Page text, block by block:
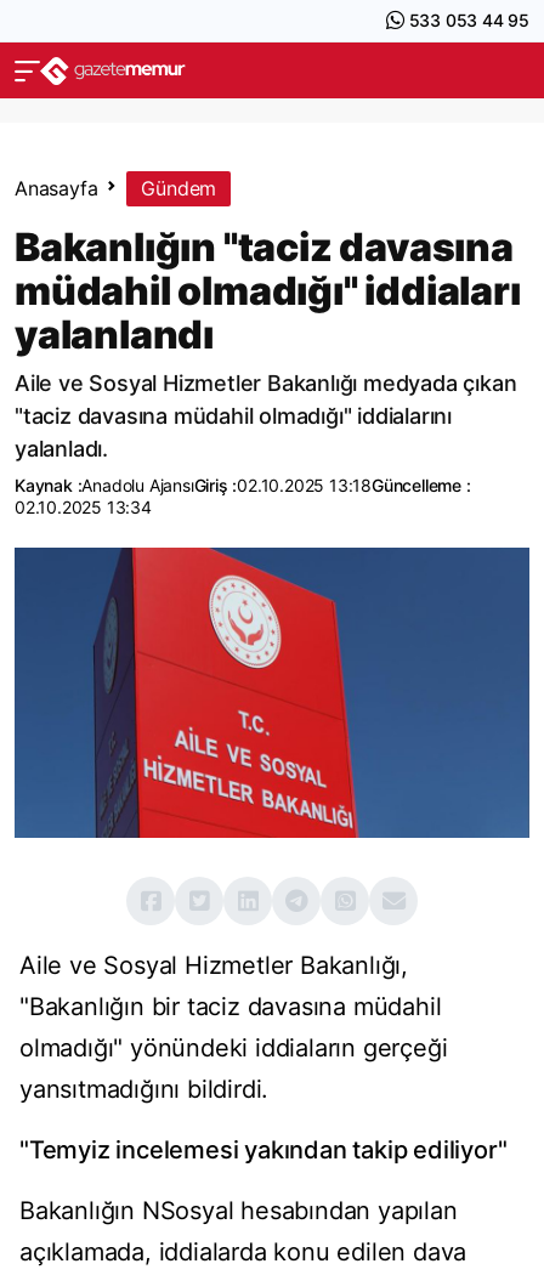
533 053 44 95
Anasayfa Gündem
Bakanlığın "taciz davasına
müdahil olmadığı" iddiaları
yalanlandı
Aile ve Sosyal Hizmetler Bakanlığı medyada çıkan
"taciz davasına müdahil olmadığı" iddialarını
yalanladı.
Kaynak :Anadolu AjansıGiriş :02.10.2025 13:18Güncelleme :
02.10.2025 13:34
Aile ve Sosyal Hizmetler Bakanlığı,
"Bakanlığın bir taciz davasına müdahil
olmadığı" yönündeki iddiaların gerçeği
yansıtmadığını bildirdi.
"Temyiz incelemesi yakından takip ediliyor"
Bakanlığın NSosyal hesabından yapılan
açıklamada, iddialarda konu edilen dava